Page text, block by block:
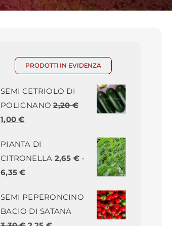
PRODOTTI IN EVIDENZA
SEMI CETRIOLO DI
POLIGNANO 2,20€
Il
originale
era:
2,20 €.
1,00€Il
attuale
è:
1,00 €.
PIANTA DI
CITRONELLA 2,65 € -
6,35€Fascia
prezzo:
da
SEMI PEPERONCINO
BACIO DI SATANA